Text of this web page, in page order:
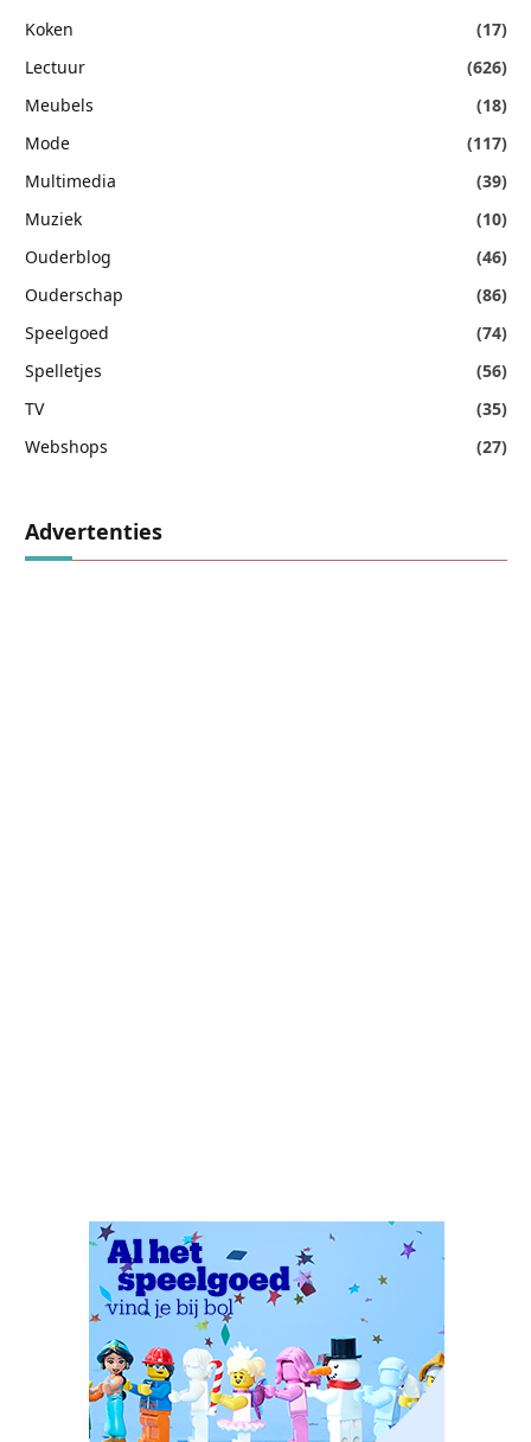
Koken
(17)
Lectuur
(626)
Meubels
(18)
Mode
(117)
Multimedia
(39)
Muziek
(10)
Ouderblog
(46)
Ouderschap
(86)
Speelgoed
(74)
Spelletjes
(56)
TV
(35)
Webshops
(27)
Advertenties